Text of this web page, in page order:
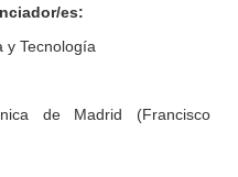
es:
y Tecnología
de Madrid (Francisco